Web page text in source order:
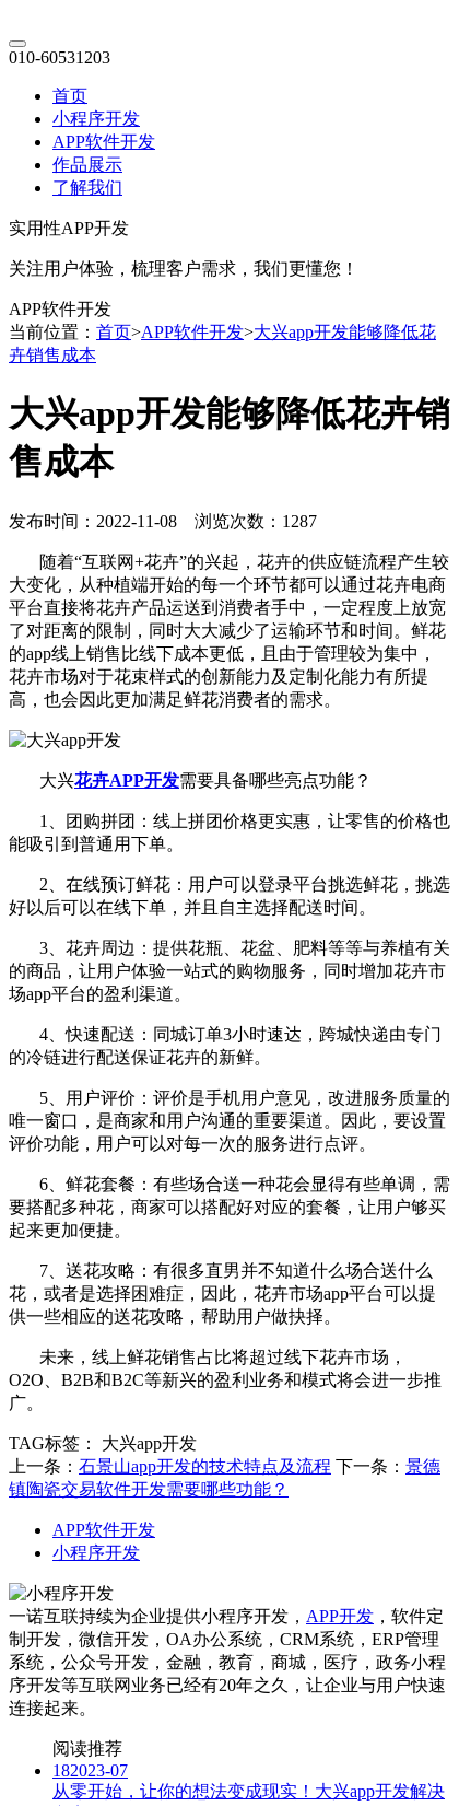
010-60531203
首页
小程序开发
APP软件开发
作品展示
了解我们
实用性APP开发
关注用户体验，梳理客户需求，我们更懂您！
APP软件开发
当前位置： 首页>APP软件开发>大兴app开发能够降低花
卉销售成本
大兴app开发能够降低花卉销
售成本
发布时间：2022-11-08 浏览次数：1287
随着“互联网+花卉”的兴起，花卉的供应链流程产生较
大变化，从种植端开始的每一个环节都可以通过花卉电商
平台直接将花卉产品运送到消费者手中，一定程度上放宽
了对距离的限制，同时大大减少了运输环节和时间。鲜花
的app线上销售比线下成本更低，且由于管理较为集中，
花卉市场对于花束样式的创新能力及定制化能力有所提
高，也会因此更加满足鲜花消费者的需求。
大兴花卉APP开发需要具备哪些亮点功能？
1、团购拼团：线上拼团价格更实惠，让零售的价格也
能吸引到普通用下单。
2、在线预订鲜花：用户可以登录平台挑选鲜花，挑选
好以后可以在线下单，并且自主选择配送时间。
3、花卉周边：提供花瓶、花盆、肥料等等与养植有关
的商品，让用户体验一站式的购物服务，同时增加花卉市
场app平台的盈利渠道。
4、快速配送：同城订单3小时速达，跨城快递由专门
的冷链进行配送保证花卉的新鲜。
5、用户评价：评价是手机用户意见，改进服务质量的
唯一窗口，是商家和用户沟通的重要渠道。因此，要设置
评价功能，用户可以对每一次的服务进行点评。
6、鲜花套餐：有些场合送一种花会显得有些单调，需
要搭配多种花，商家可以搭配好对应的套餐，让用户够买
起来更加便捷。
7、送花攻略：有很多直男并不知道什么场合送什么
花，或者是选择困难症，因此，花卉市场app平台可以提
供一些相应的送花攻略，帮助用户做抉择。
未来，线上鲜花销售占比将超过线下花卉市场，
O2O、B2B和B2C等新兴的盈利业务和模式将会进一步推
广。
TAG标签：
大兴app开发
上一条： 石景山app开发的技术特点及流程 下一条： 景德
镇陶瓷交易软件开发需要哪些功能？
APP软件开发
小程序开发
一诺互联持续为企业提供小程序开发， APP开发 ，软件定
制开发，微信开发，OA办公系统，CRM系统，ERP管理
系统，公众号开发，金融，教育，商城，医疗，政务小程
序开发等互联网业务已经有20年之久，让企业与用户快速
连接起来。
阅读推荐
182023-07
从零开始，让你的想法变成现实！大兴app开发解决